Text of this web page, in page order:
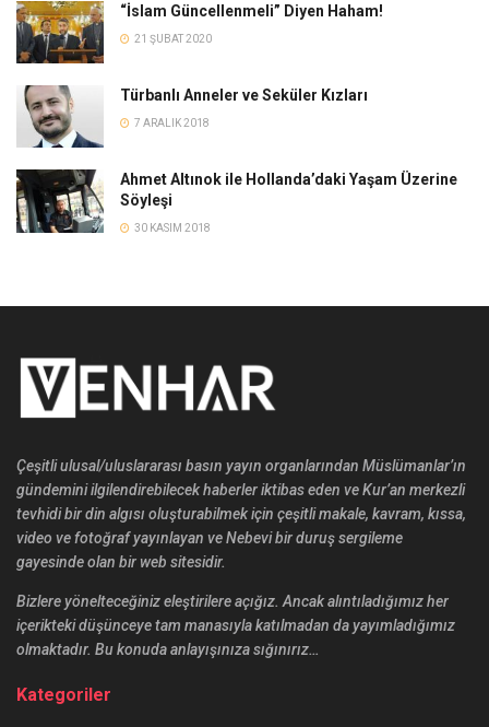
“İslam Güncellenmeli” Diyen Haham!
21 ŞUBAT 2020
Türbanlı Anneler ve Seküler Kızları
7 ARALIK 2018
Ahmet Altınok ile Hollanda’daki Yaşam Üzerine
Söyleşi
30 KASIM 2018
Çeşitli ulusal/uluslararası basın yayın organlarından Müslümanlar’ın
gündemini ilgilendirebilecek haberler iktibas eden ve Kur’an merkezli
tevhidi bir din algısı oluşturabilmek için çeşitli makale, kavram, kıssa,
video ve fotoğraf yayınlayan ve Nebevi bir duruş sergileme
gayesinde olan bir web sitesidir.
Bizlere yönelteceğiniz eleştirilere açığız. Ancak alıntıladığımız her
içerikteki düşünceye tam manasıyla katılmadan da yayımladığımız
olmaktadır. Bu konuda anlayışınıza sığınırız…
Kategoriler